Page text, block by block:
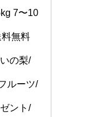
7〜10
料無料
の梨/
ルーツ/
ント/